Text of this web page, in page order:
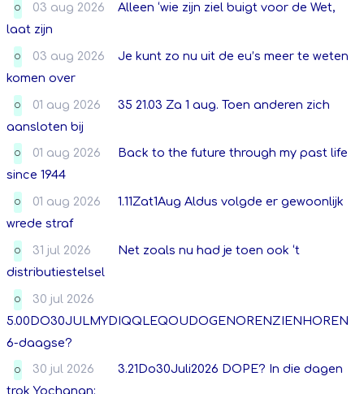
O 03 aug 2026
Alleen ‘wie zijn ziel buigt voor de Wet,
laat zijn
O 03 aug 2026
Je kunt zo nu uit de eu’s meer te weten
komen over
O 01 aug 2026
35 21.03 Za 1 aug. Toen anderen zich
aansloten bij
O 01 aug 2026
Back to the future through my past life
since 1944
O 01 aug 2026
1.11Zat1Aug Aldus volgde er gewoonlijk
wrede straf
O 31 jul 2026
Net zoals nu had je toen ook ‘t
distributiestelsel
O
30 jul 2026
5.00DO30JULMYDIQQLEQOUDOGENORENZIENHOREN
6-daagse?
O 30 jul 2026
3.21Do30Juli2026 DOPE? In die dagen
trok Yochanan: